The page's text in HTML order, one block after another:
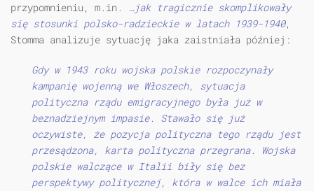
przypomnieniu, m.in.
…jak tragicznie skomplikowały
się stosunki polsko-radzieckie w latach 1939-1940,
Stomma analizuje sytuację jaka zaistniała później:
Gdy w 1943 roku wojska polskie rozpoczynały
kampanię wojenną we Włoszech, sytuacja
polityczna rządu emigracyjnego była już w
beznadziejnym impasie. Stawało się już
oczywiste, że pozycja polityczna tego rządu jest
przesądzona, karta polityczna przegrana. Wojska
polskie walczące w Italii biły się bez
perspektywy politycznej, która w walce ich miała